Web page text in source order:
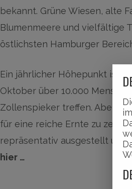
bekannt. Grüne Wiesen, alte
Blumenmeere und vielfältige
östlichsten Hamburger
Ein jährlicher Höhepunkt ist
Oktober über 10.000
Zollenspieker treffen. Aber
für eine reiche Ernte zu
repräsentativ ausgestellt und
hier …